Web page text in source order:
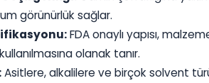
görünürlük sağlar.
FDA onaylı yapısı,
olanak tanır.
Asitlere, alkalilere ve birçok solvent